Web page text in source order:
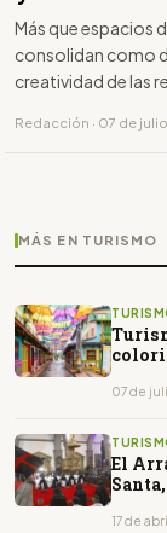
Más que espacios
consolidan como
creatividad de las
Redacción · 07 de
MÁS EN TURISMO
07 de
El
17 de